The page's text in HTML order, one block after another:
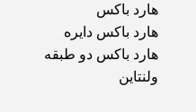
هارد باکس
هارد باکس دایره
هارد باکس دو طبقه
ولنتاین